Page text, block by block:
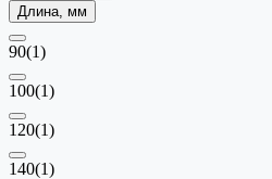
Длина, мм
90(1)
100(1)
120(1)
140(1)